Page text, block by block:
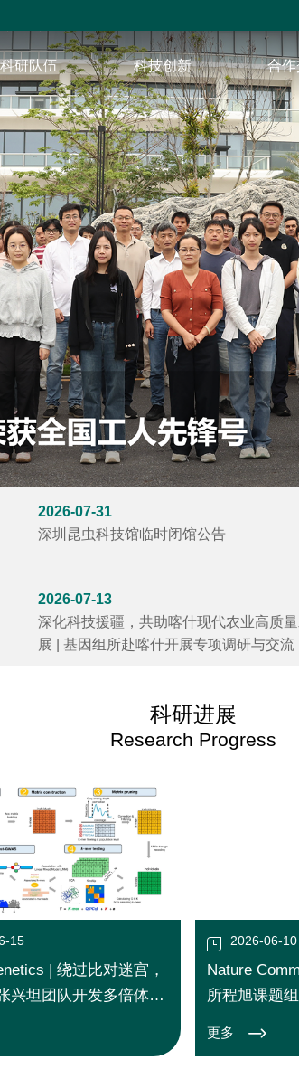
科研队伍 科技创新 合
2026-07-31
深圳昆虫科技馆临时闭馆公告
2026-07-13
深化科技援疆，共助喀什现代农业高质
展 | 基因组所赴喀什开展专项调研与交流
科研进展
Research Progress
15
| 绕过比对迷宫，
兴坦团队开发多倍体全
2026-06-10
Nature
所程旭课题
更多